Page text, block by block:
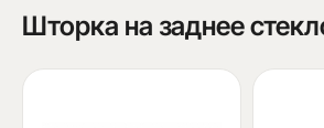
Шторка на заднее